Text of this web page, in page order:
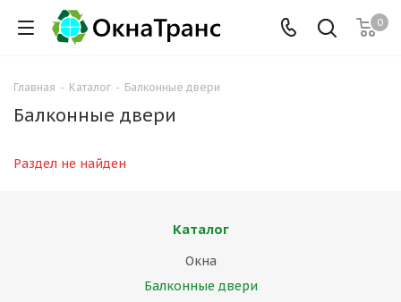
0
Главная - Каталог - Балконные двери
Балконные двери
Раздел не найден
Каталог
Окна
Балконные двери